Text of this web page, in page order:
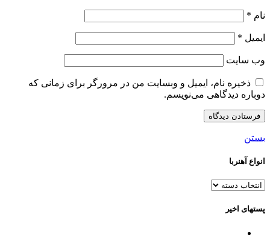
نام *
ایمیل *
وب‌ سایت
ذخیره نام، ایمیل و وبسایت من در مرورگر برای زمانی که
دوباره دیدگاهی می‌نویسم.
بستن
انواع آهنربا
انواع
پستهای اخیر